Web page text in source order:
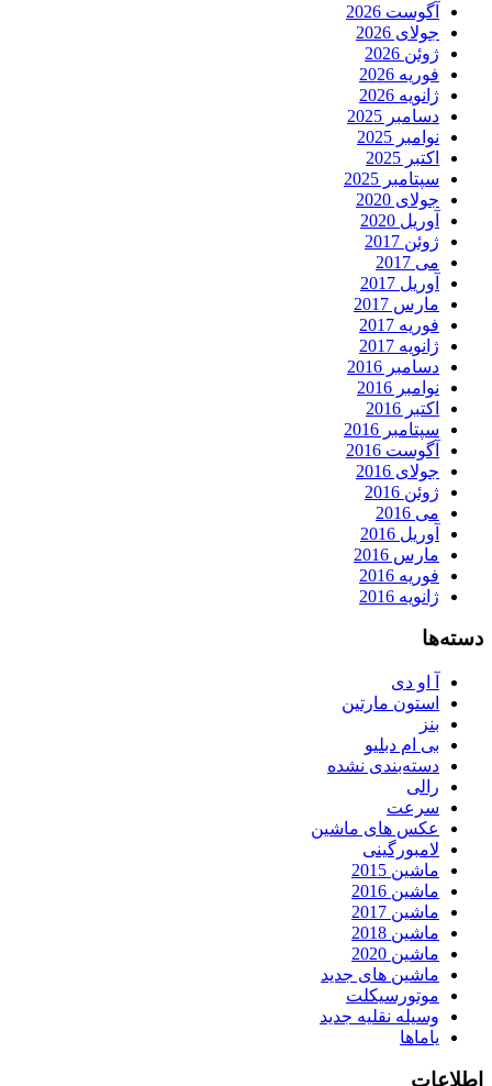
آگوست 2026
جولای 2026
ژوئن 2026
فوریه 2026
ژانویه 2026
دسامبر 2025
نوامبر 2025
اکتبر 2025
سپتامبر 2025
جولای 2020
آوریل 2020
ژوئن 2017
می 2017
آوریل 2017
مارس 2017
فوریه 2017
ژانویه 2017
دسامبر 2016
نوامبر 2016
اکتبر 2016
سپتامبر 2016
آگوست 2016
جولای 2016
ژوئن 2016
می 2016
آوریل 2016
مارس 2016
فوریه 2016
ژانویه 2016
دسته‌ها
آ او دی
استون مارتین
بنز
بی ام دبلیو
دسته‌بندی نشده
رالی
سرعت
عکس های ماشین
لامبورگینی
ماشین 2015
ماشین 2016
ماشین 2017
ماشین 2018
ماشین 2020
ماشین های جدید
موتورسیکلت
وسیله نقلیه جدید
یاماها
اطلاعات